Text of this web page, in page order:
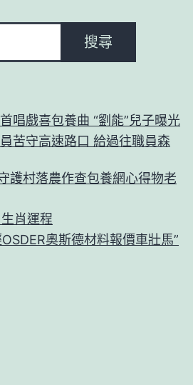
搜尋
唱戲喜包養曲 “劉能”兒子曝光
苦守高速路口 給過往職員森
護村落農作查包養網心得物老
肖運程
奧斯德材料報價車壯馬”